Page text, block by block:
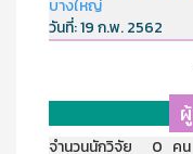
บางใหญ่
วันที่:19 ก.พ. 2562
จำนวนนักวิจัย 0 คน